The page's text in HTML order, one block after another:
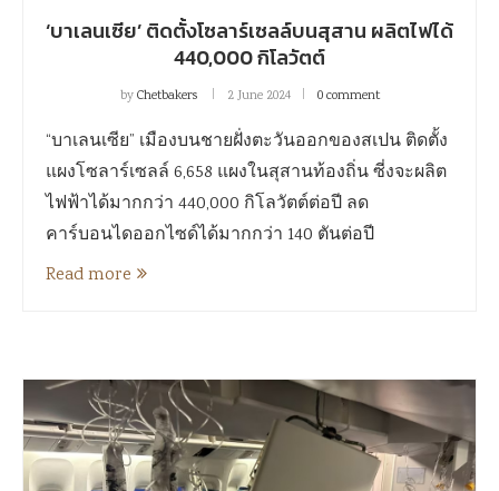
‘บาเลนเซีย’ ติดตั้งโซลาร์เซลล์บนสุสาน ผลิตไฟได้
440,000 กิโลวัตต์
byChetbakers 2 June 2024 0 comment
“บาเลนเซีย” เมืองบนชายฝั่งตะวันออกของสเปน ติดตั้ง
แผงโซลาร์เซลล์ 6,658 แผงในสุสานท้องถิ่น ซี่งจะผลิต
ไฟฟ้าได้มากกว่า 440,000 กิโลวัตต์ต่อปี ลด
คาร์บอนไดออกไซด์ได้มากกว่า 140 ตันต่อปี
Read more